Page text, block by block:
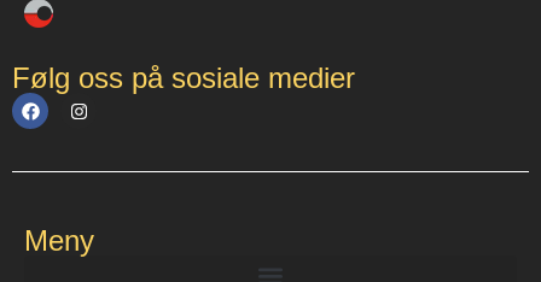
Følg oss på sosiale medier
Meny